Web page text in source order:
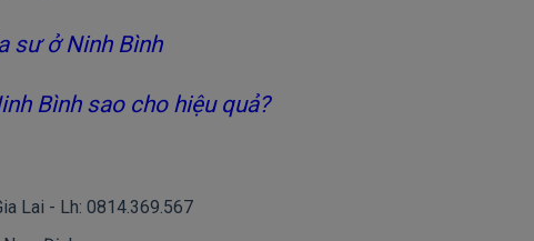
sư ở Ninh Bình
Bình sao cho hiệu quả?
Lai - Lh: 0814.369.567